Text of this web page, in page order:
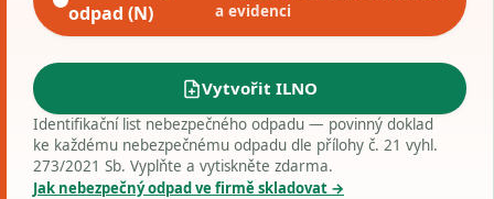
odpad (N)
a evidenci
Vytvořit ILNO
Identifikační list nebezpečného odpadu — povinný doklad
ke každému nebezpečnému odpadu dle přílohy č. 21 vyhl.
273/2021 Sb. Vyplňte a vytiskněte zdarma.
Jak nebezpečný odpad ve firmě skladovat →